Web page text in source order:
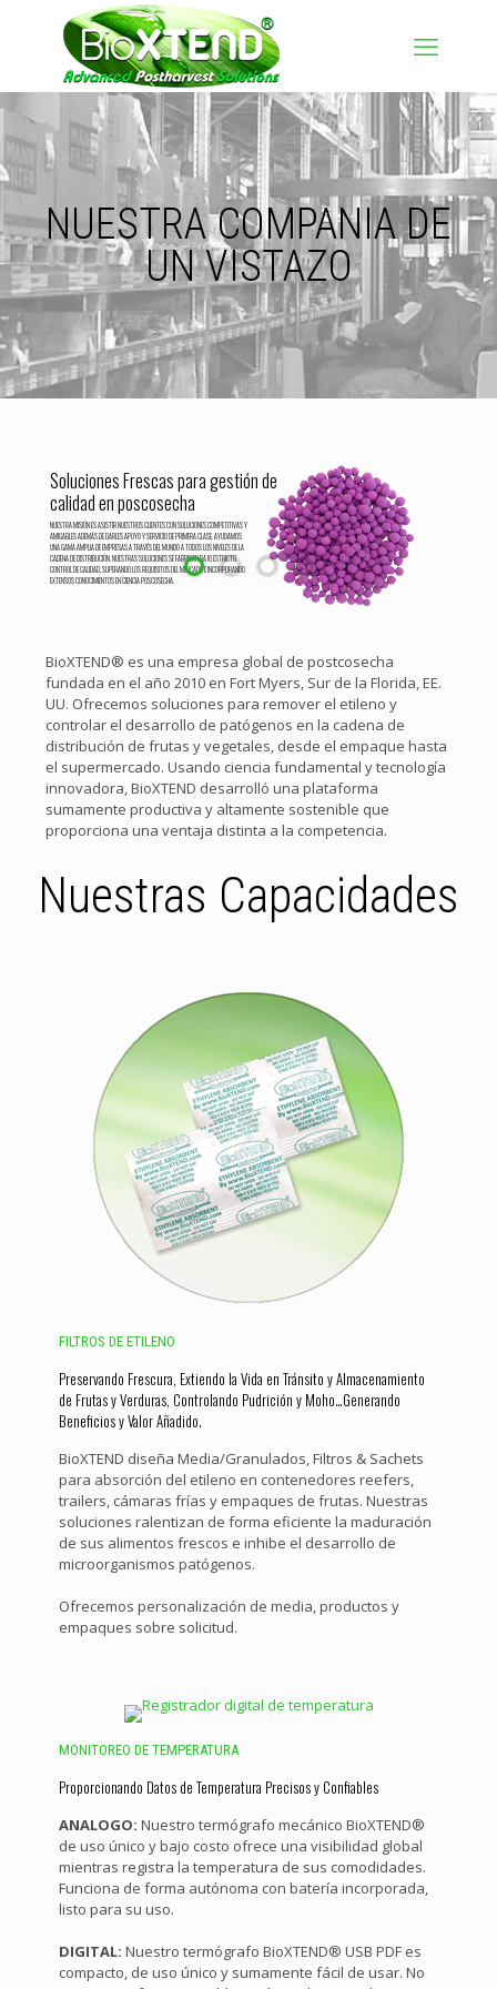
NUESTRA COMPANIA DE
UN VISTAZO
Soluciones Frescas para gestión de
calidad en poscosecha
NUESTRA MISIÓN ES ASISTIR NUESTROS CLIENTES CON SOLUCIONES COMPETITIVAS Y
AMIGABLES ADEMÁS DE DARLES APOYO Y SERVICIO DE PRIMERA CLASE. AYUDAMOS
UNA GAMA AMPLIA DE EMPRESAS A TRAVÉS DEL MUNDO A TODOS LOS NIVELES DE LA
CADENA DE DISTRIBUCIÓN. NUESTRAS SOLUCIONES SE FABRICAN BAJO ESTRICTO
CONTROL DE CALIDAD, SUPERANDO LOS REQUISITOS DEL MERCADO E INCORPORANDO
EXTENSOS CONOCIMIENTOS EN CIENCIA POSCOSECHA.
BioXTEND® es una empresa global de postcosecha
fundada en el año 2010 en Fort Myers, Sur de la Florida, EE.
UU. Ofrecemos soluciones para remover el etileno y
controlar el desarrollo de patógenos en la cadena de
distribución de frutas y vegetales, desde el empaque hasta
el supermercado. Usando ciencia fundamental y tecnología
innovadora, BioXTEND desarrolló una plataforma
sumamente productiva y altamente sostenible que
proporciona una ventaja distinta a la competencia.
Nuestras Capacidades
FILTROS DE ETILENO
Preservando Frescura, Extiendo la Vida en Tránsito y Almacenamiento
de Frutas y Verduras, Controlando Pudrición y Moho…Generando
Beneficios y Valor Añadido.
BioXTEND diseña Media/Granulados, Filtros & Sachets
para absorción del etileno en contenedores reefers,
trailers, cámaras frías y empaques de frutas. Nuestras
soluciones ralentizan de forma eficiente la maduración
de sus alimentos frescos e inhibe el desarrollo de
microorganismos patógenos.
Ofrecemos personalización de media, productos y
empaques sobre solicitud.
MONITOREO DE TEMPERATURA
Proporcionando Datos de Temperatura Precisos y Confiables
ANALOGO: Nuestro termógrafo mecánico BioXTEND®
de uso único y bajo costo ofrece una visibilidad global
mientras registra la temperatura de sus comodidades.
Funciona de forma autónoma con batería incorporada,
listo para su uso.
DIGITAL: Nuestro termógrafo BioXTEND® USB PDF es
compacto, de uso único y sumamente fácil de usar. No